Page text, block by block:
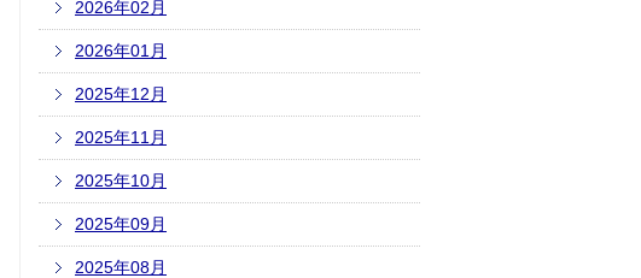
2026年02月
2026年01月
2025年12月
2025年11月
2025年10月
2025年09月
2025年08月